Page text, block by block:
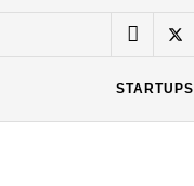
STARTUPS